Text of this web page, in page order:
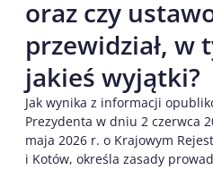
oraz czy
przewidział, w
jakieś wyjątki?
Jak wynika z informacji
Prezydenta w dniu 2 czerwca
maja 2026 r. o Krajowym
i Kotów, określa zasady